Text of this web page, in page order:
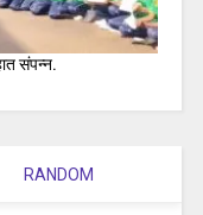
संपन्न.
RANDOM